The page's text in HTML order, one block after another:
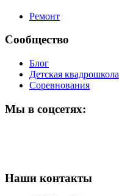
Ремонт
Сообщество
Блог
Детская квадрошкола
Соревнования
Мы в соцсетях:
Наши контакты